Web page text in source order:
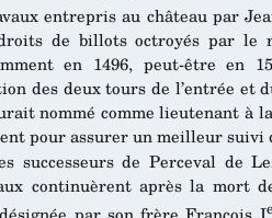
entrepris au château par
de billots octroyés par le
en 1496, peut-être en
des deux tours de l’entrée et
nommé comme lieutenant à
pour assurer un meilleur suivi
successeurs de Perceval de
continuèrent après la mort